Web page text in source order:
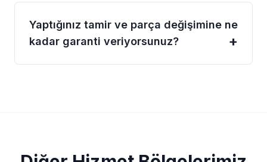
Yaptığınız tamir ve parça değişimine ne
kadar garanti veriyorsunuz?